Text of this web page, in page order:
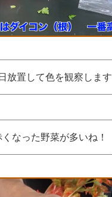
放置して色を観察します
なった野菜が多いね！